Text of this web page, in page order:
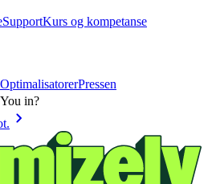
SupportKurs og kompetanse
OptimalisatorerPressen
in?
chevron_right